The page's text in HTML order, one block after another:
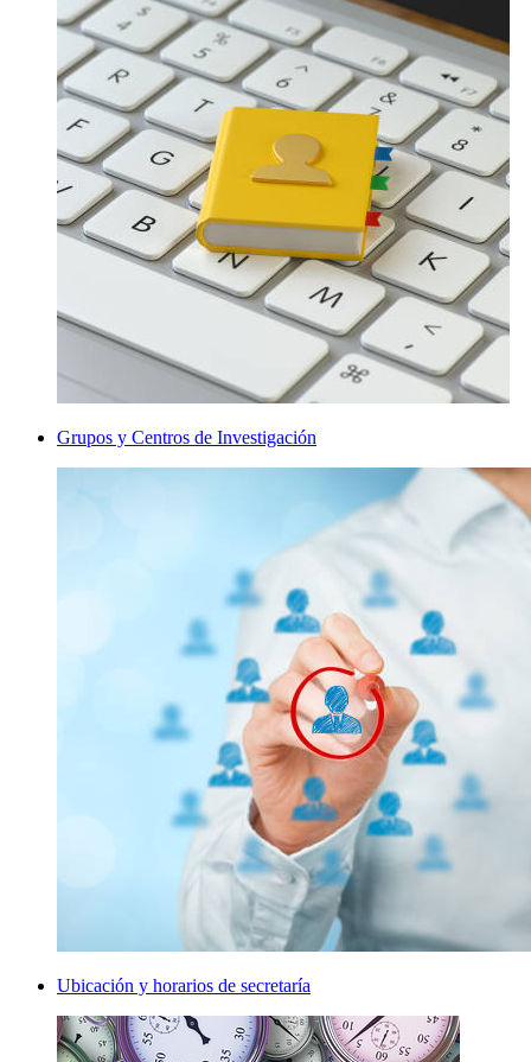
Grupos y Centros de Investigación
Ubicación y horarios de secretaría